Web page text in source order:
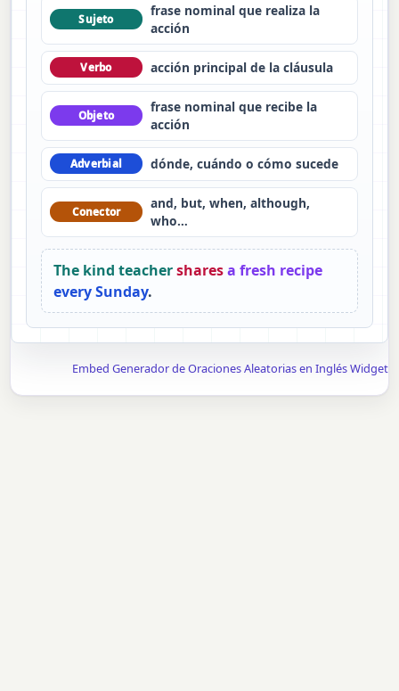
Sujeto
frase nominal que realiza la
acción
Verbo acción principal de la cláusula
Objeto
frase nominal que recibe la
acción
Adverbial dónde, cuándo o cómo sucede
Conector
and, but, when, although,
who…
The kind teachersharesa fresh recipe
every Sunday.
Embed Generador de Oraciones Aleatorias en Inglés Widget